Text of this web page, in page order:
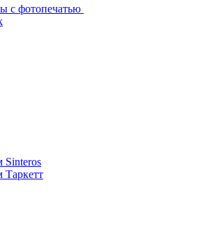
с фотопечатью
Sinteros
Таркетт